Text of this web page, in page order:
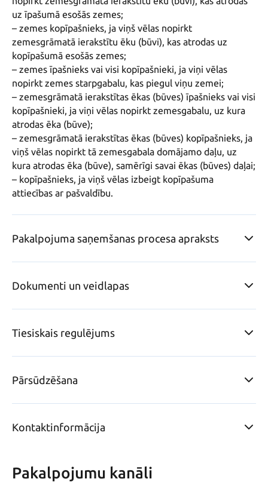
uz īpašumā esošās zemes;
– zemes kopīpašnieks, ja viņš vēlas nopirkt
zemesgrāmatā ierakstītu ēku (būvi), kas atrodas uz
kopīpašumā esošās zemes;
– zemes īpašnieks vai visi kopīpašnieki, ja viņi vēlas
nopirkt zemes starpgabalu, kas piegul viņu zemei;
– zemesgrāmatā ierakstītas ēkas (būves) īpašnieks vai visi
kopīpašnieki, ja viņi vēlas nopirkt zemesgabalu, uz kura
atrodas ēka (būve);
– zemesgrāmatā ierakstītas ēkas (būves) kopīpašnieks, ja
viņš vēlas nopirkt tā zemesgabala domājamo daļu, uz
kura atrodas ēka (būve), samērīgi savai ēkas (būves) daļai;
– kopīpašnieks, ja viņš vēlas izbeigt kopīpašuma
attiecības ar pašvaldību.
Pakalpojuma saņemšanas procesa apraksts
Dokumenti un veidlapas
Tiesiskais regulējums
Pārsūdzēšana
Kontaktinformācija
Pakalpojumu kanāli